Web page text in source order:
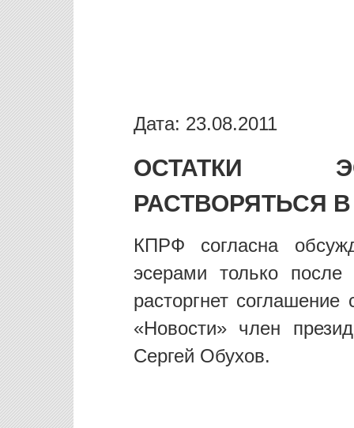
Дата: 23.08.2011
ОСТАТКИ
РАСТВОРЯТЬСЯ
КПРФ согласна
эсерами только после
расторгнет
«Новости» член
Сергей Обухов.